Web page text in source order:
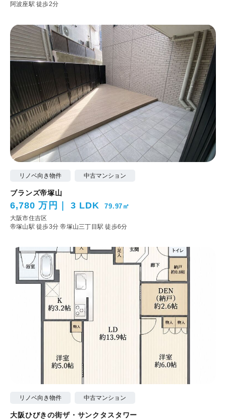
阿波座駅 徒歩2分
リノベ向き物件 中古マンション
ブランズ帝塚山
6,780 万円 3 LDK 79.97㎡
大阪市住吉区
帝塚山駅 徒歩3分帝塚山三丁目駅 徒歩6分
リノベ向き物件 中古マンション
大阪ひびきの街ザ・サンクタスタワー